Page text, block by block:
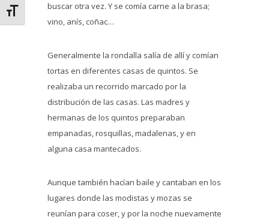
Alternar tamaño de letra
buscar otra vez. Y se comía carne a la brasa;
vino, anís, coñac…
Generalmente la rondalla salía de allí y comían
tortas en diferentes casas de quintos. Se
realizaba un recorrido marcado por la
distribución de las casas. Las madres y
hermanas de los quintos preparaban
empanadas, rosquillas, madalenas, y en
alguna casa mantecados.
Aunque también hacían baile y cantaban en los
lugares donde las modistas y mozas se
reunían para coser, y por la noche nuevamente